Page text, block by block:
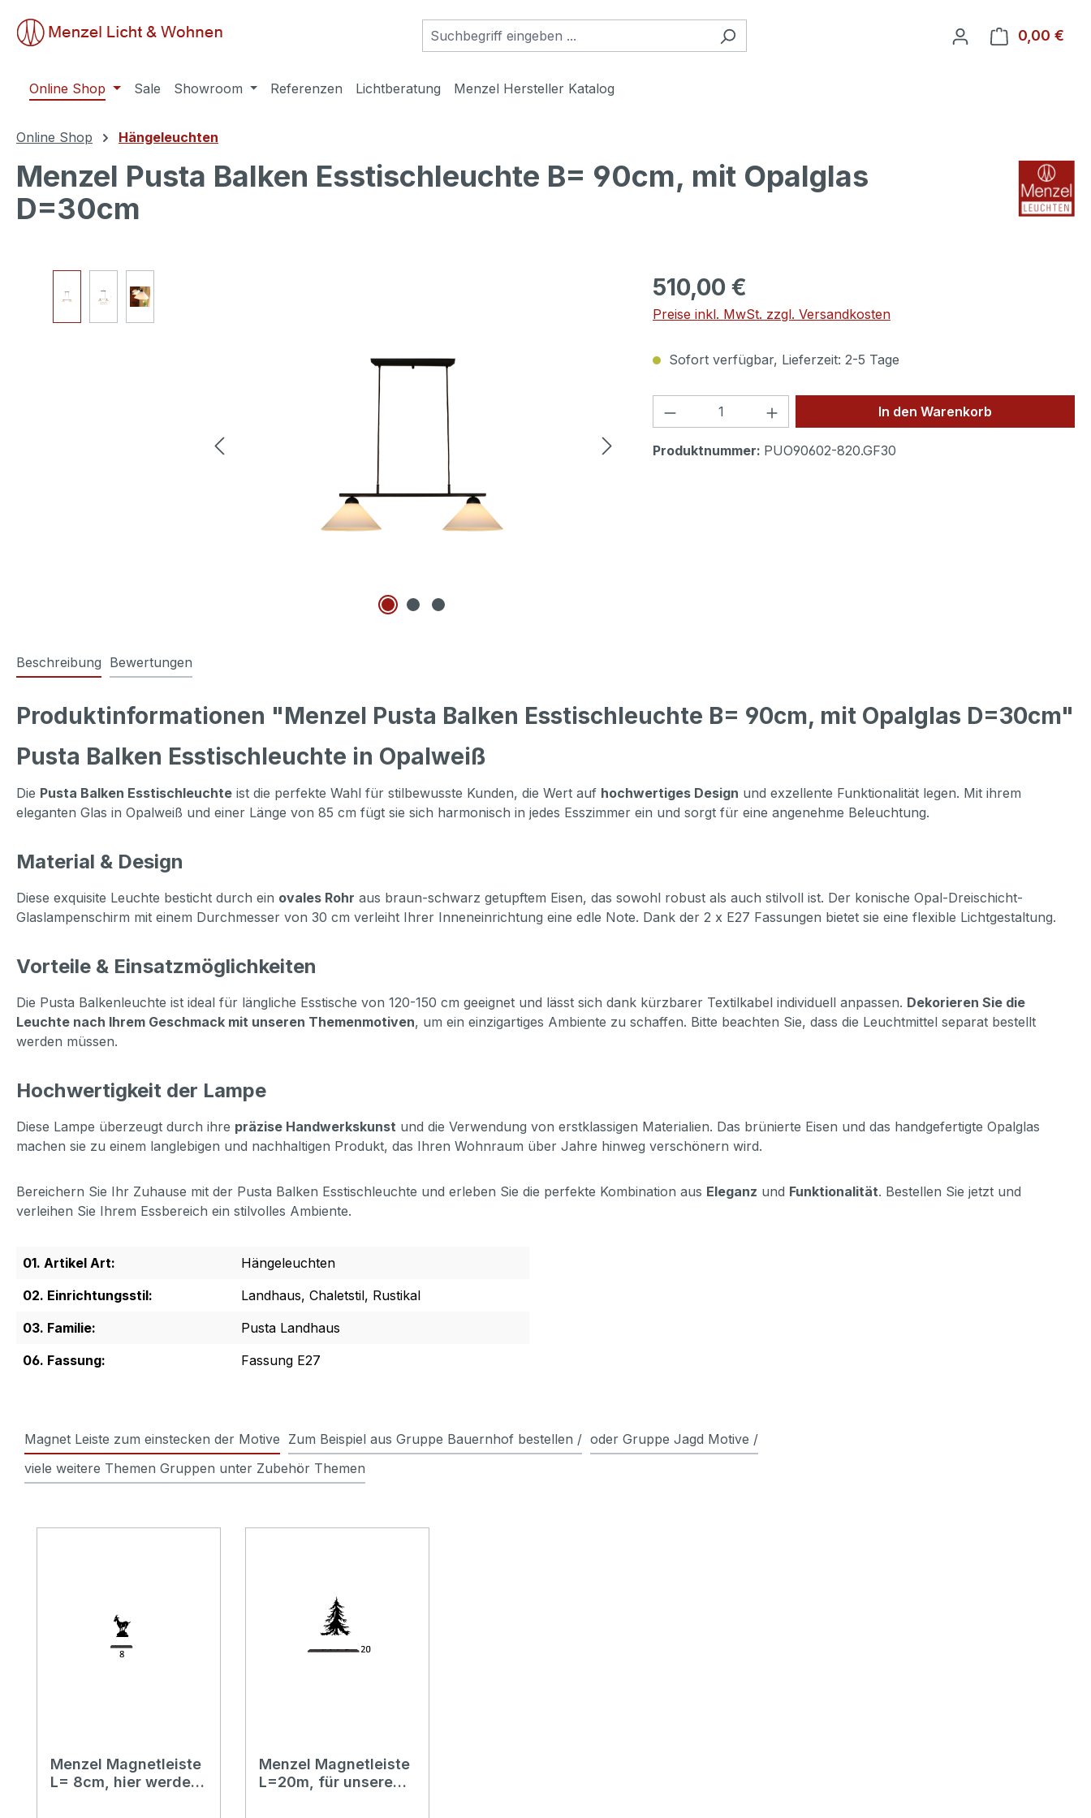
0,00 €
Online Shop Sale Showroom Referenzen Lichtberatung Menzel Hersteller Katalog
Online Shop Hängeleuchten
Menzel Pusta Balken Esstischleuchte B= 90cm, mit Opalglas
D=30cm
510,00 €
Preise inkl. MwSt. zzgl. Versandkosten
Sofort verfügbar, Lieferzeit: 2-5 Tage
Produkt Anzahl: Gib den gewünschten Wert
In den Warenkorb
Produktnummer: PUO90602-820.GF30
Beschreibung Bewertungen
Produktinformationen "Menzel Pusta Balken Esstischleuchte B= 90cm, mit Opalglas D=30cm"
Pusta Balken Esstischleuchte in Opalweiß
Die Pusta Balken Esstischleuchte ist die perfekte Wahl für stilbewusste Kunden, die Wert auf hochwertiges Design und exzellente Funktionalität legen. Mit ihrem
eleganten Glas in Opalweiß und einer Länge von 85 cm fügt sie sich harmonisch in jedes Esszimmer ein und sorgt für eine angenehme Beleuchtung.
Material & Design
Diese exquisite Leuchte besticht durch ein ovales Rohr aus braun-schwarz getupftem Eisen, das sowohl robust als auch stilvoll ist. Der konische Opal-Dreischicht-
Glaslampenschirm mit einem Durchmesser von 30 cm verleiht Ihrer Inneneinrichtung eine edle Note. Dank der 2 x E27 Fassungen bietet sie eine flexible Lichtgestaltung.
Vorteile & Einsatzmöglichkeiten
Die Pusta Balkenleuchte ist ideal für längliche Esstische von 120-150 cm geeignet und lässt sich dank kürzbarer Textilkabel individuell anpassen. Dekorieren Sie die
Leuchte nach Ihrem Geschmack mit unseren Themenmotiven, um ein einzigartiges Ambiente zu schaffen. Bitte beachten Sie, dass die Leuchtmittel separat bestellt
werden müssen.
Hochwertigkeit der Lampe
Diese Lampe überzeugt durch ihre präzise Handwerkskunst und die Verwendung von erstklassigen Materialien. Das brünierte Eisen und das handgefertigte Opalglas
machen sie zu einem langlebigen und nachhaltigen Produkt, das Ihren Wohnraum über Jahre hinweg verschönern wird.
Bereichern Sie Ihr Zuhause mit der Pusta Balken Esstischleuchte und erleben Sie die perfekte Kombination aus Eleganz und Funktionalität. Bestellen Sie jetzt und
verleihen Sie Ihrem Essbereich ein stilvolles Ambiente.
01. Artikel Art:
Hängeleuchten
02. Einrichtungsstil:
Landhaus, Chaletstil, Rustikal
03. Familie:
Pusta Landhaus
06. Fassung:
Fassung E27
Magnet Leiste zum einstecken der Motive Zum Beispiel aus Gruppe Bauernhof bestellen / oder Gruppe Jagd Motive /
viele weitere Themen Gruppen unter Zubehör Themen
Menzel Magnetleiste
L= 8cm, hier werden
Menzel Magnetleiste
L=20m, für unsere